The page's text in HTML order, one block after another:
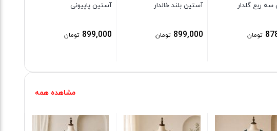
ربع گلدار
تومان
آستین بلند خالدار
899,000 تومان
آستین پاپیونی
899,000 تومان
مشاهده همه